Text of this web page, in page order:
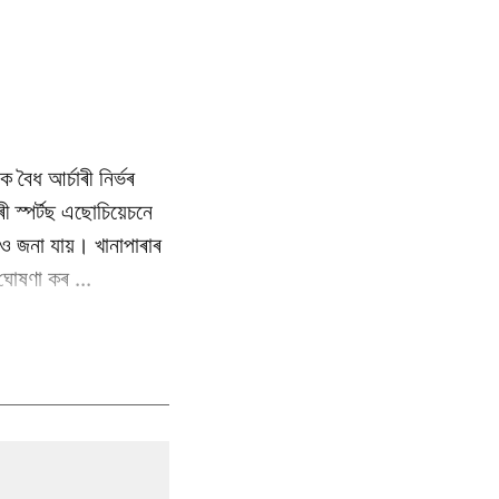
আৰ্চাৰী নিৰ্ভৰ
স্পৰ্টছ এছোচিয়েচনে
যায়। খানাপাৰাৰ
কৰ ...